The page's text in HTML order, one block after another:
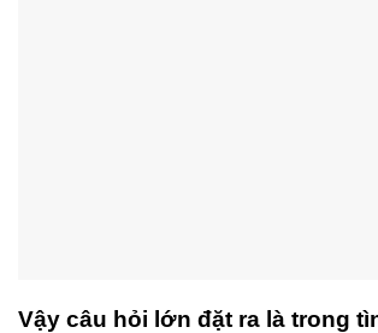
Vậy câu hỏi lớn đặt ra là trong